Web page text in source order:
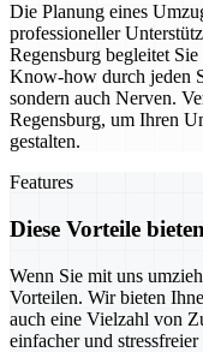
Die Planung eines
professioneller
Regensburg begleitet
Know-how durch jeden
sondern auch Nerven.
Regensburg, um Ihren
gestalten.
Features
Diese Vorteile
Wenn Sie mit uns
Vorteilen. Wir bieten
auch eine Vielzahl von
einfacher und stressfreier